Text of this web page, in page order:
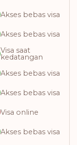
Akses bebas visa
Akses bebas visa
Visa saat
kedatangan
Akses bebas visa
Akses bebas visa
Visa online
Akses bebas visa